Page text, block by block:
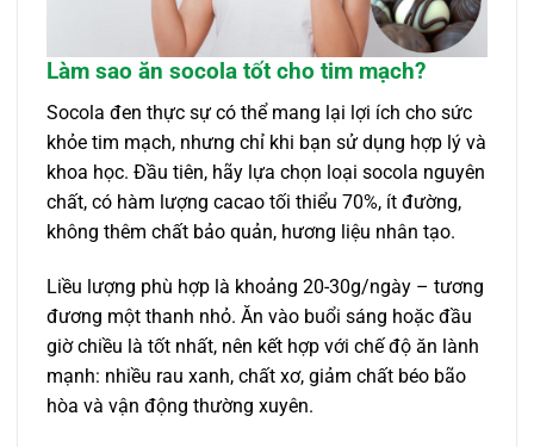
Làm sao ăn socola tốt cho tim mạch?
Socola đen thực sự có thể mang lại lợi ích cho sức
khỏe tim mạch, nhưng chỉ khi bạn sử dụng hợp lý và
khoa học. Đầu tiên, hãy lựa chọn loại socola nguyên
chất, có hàm lượng cacao tối thiểu 70%, ít đường,
không thêm chất bảo quản, hương liệu nhân tạo.
Liều lượng phù hợp là khoảng 20-30g/ngày – tương
đương một thanh nhỏ. Ăn vào buổi sáng hoặc đầu
giờ chiều là tốt nhất, nên kết hợp với chế độ ăn lành
mạnh: nhiều rau xanh, chất xơ, giảm chất béo bão
hòa và vận động thường xuyên.